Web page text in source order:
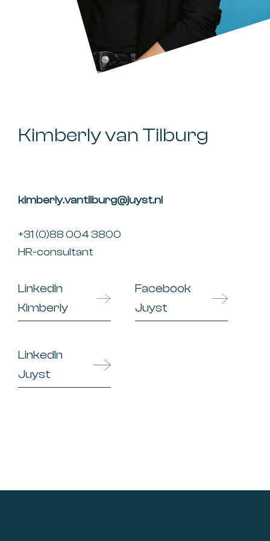
Kimberly van Tilburg
kimberly.vantilburg@juyst.nl
+31 (0)88 004 3800
HR-consultant
LinkedIn
Kimberly
LinkedIn
Juyst
Facebook
Juyst